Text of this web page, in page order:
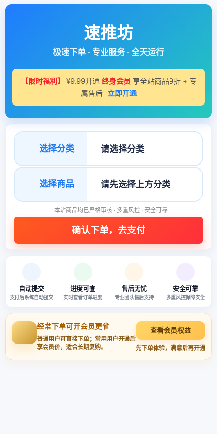
速推坊
极速下单 · 专业服务 · 全天运行
【限时福利】 ¥9.99开通 终身会员 享全站商品9折 + 专
属售后 立即开通
选择分类
选择商品
本站商品均已严格审核 · 多重风控 · 安全可靠
自动提交
支付后系统自动提交
进度可查
实时查看订单进度
售后无忧
专业团队售后支持
安全可靠
多重风控保障安全
经常下单可开会员更省
普通用户可直接下单；常用用户开通后
享会员价，适合长期复购。
查看会员权益
先下单体验，满意后再开通